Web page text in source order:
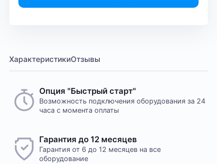
ХарактеристикиОтзывы
Опция "Быстрый старт"
Возможность подключения оборудования за 24
часа с момента оплаты
Гарантия до 12 месяцев
Гарантия от 6 до 12 месяцев на все
оборудование